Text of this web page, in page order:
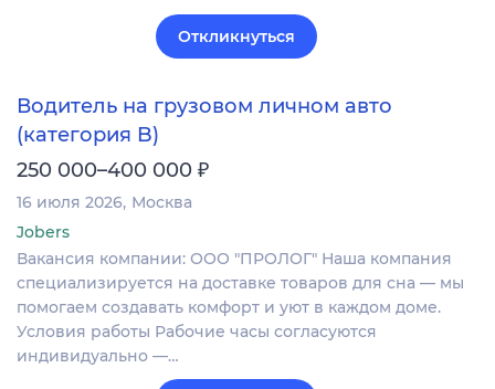
Откликнуться
Водитель на грузовом личном авто
(категория B)
250 000–400 000 ₽
16 июля 2026 Москва
Jobers
Вакансия компании: ООО "ПРОЛОГ" Наша компания
специализируется на доставке товаров для сна — мы
помогаем создавать комфорт и уют в каждом доме.
Условия работы Рабочие часы согласуются
индивидуально —…